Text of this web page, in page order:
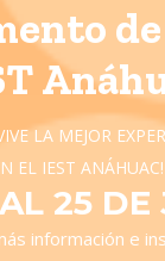
LA MEJOR
EL IEST ANÁHUAC!
25 DE
información e